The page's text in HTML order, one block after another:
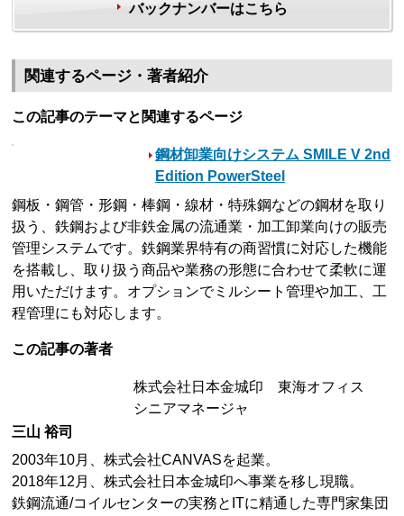
バックナンバーはこちら
関連するページ・著者紹介
この記事のテーマと関連するページ
鋼材卸業向けシステム SMILE V 2nd
Edition PowerSteel
鋼板・鋼管・形鋼・棒鋼・線材・特殊鋼などの鋼材を取り
扱う、鉄鋼および非鉄金属の流通業・加工卸業向けの販売
管理システムです。鉄鋼業界特有の商習慣に対応した機能
を搭載し、取り扱う商品や業務の形態に合わせて柔軟に運
用いただけます。オプションでミルシート管理や加工、工
程管理にも対応します。
この記事の著者
株式会社日本金城印 東海オフィス
シニアマネージャ
三山 裕司
2003年10月、株式会社CANVASを起業。
2018年12月、株式会社日本金城印へ事業を移し現職。
鉄鋼流通/コイルセンターの実務とITに精通した専門家集団